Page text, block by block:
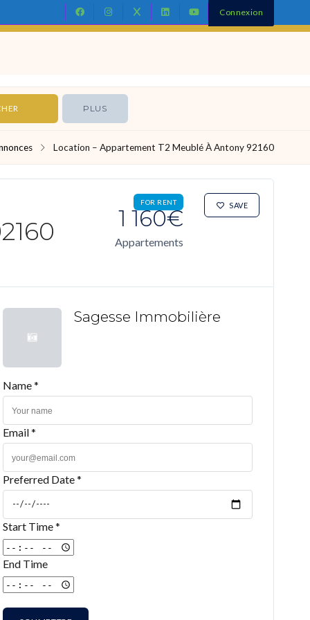
Connexion
PLUS
Location – Appartement T2 Meublé À Antony 92160
FOR RENT SAVE
1 160€
Appartements
Sagesse Immobilière
Name *
Email *
Preferred Date *
Start Time *
End Time